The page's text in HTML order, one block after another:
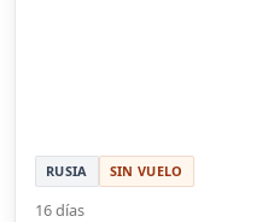
RUSIA SIN VUELO
16 días